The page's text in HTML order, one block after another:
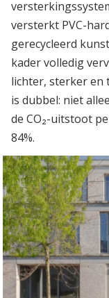
versterkt PVC-
gerecycleerd
kader volledig
lichter, sterker en
is dubbel: niet
de CO₂-uitstoot
84%.